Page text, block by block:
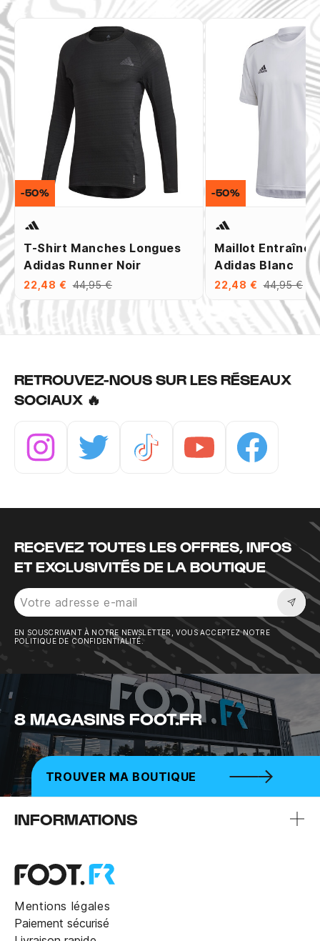
T-Shirt Manches Longues
Adidas Runner Noir
22,48 € 44,95 €
-50%
Maillot
Adidas Blanc
22,48 € 44,95 €
-50%
RETROUVEZ-NOUS SUR LES RÉSEAUX
SOCIAUX 🔥
RECEVEZ TOUTES LES OFFRES, INFOS
ET EXCLUSIVITÉS DE LA BOUTIQUE
EN SOUSCRIVANT À NOTRE NEWSLETTER, VOUS ACCEPTEZ NOTRE
POLITIQUE DE CONFIDENTIALITÉ.
8 MAGASINS FOOT.FR
TROUVER MA BOUTIQUE
INFORMATIONS
Mentions légales
Paiement sécurisé